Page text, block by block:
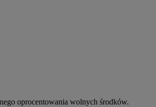
oprocentowania wolnych środków.